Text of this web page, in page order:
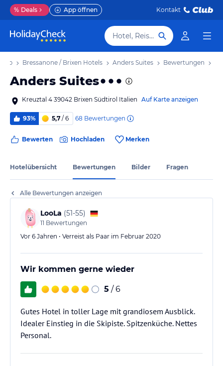
% Deals App öffnen Kontakt
Hotel, Reiseziel
Bressanone / Brixen Hotels Anders Suites Bewertungen
Anders Suites
Kreuztal 4 39042 Brixen Südtirol Italien Auf Karte anzeigen
93% 5,7 / 6 68 Bewertungen
Bewerten Hochladen Merken
Hotelübersicht Bewertungen Bilder Fragen
Alle Bewertungen anzeigen
LooLa (51-55)
11 Bewertungen
Vor 6 Jahren • Verreist als Paar im Februar 2020
Wir kommen gerne wieder
5 / 6
Gutes Hotel in toller Lage mit grandiosem Ausblick.
Idealer Einstieg in die Skipiste. Spitzenküche. Nettes
Personal.